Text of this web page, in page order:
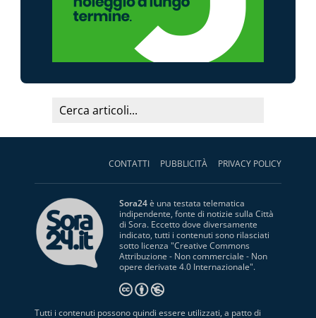
CONTATTI PUBBLICITÀ PRIVACY POLICY
Sora24è una testata telematica
indipendente, fonte di notizie sulla Città
di Sora. Eccetto dove diversamente
indicato, tutti i contenuti sono rilasciati
sotto licenza "Creative Commons
Attribuzione - Non commerciale - Non
opere derivate 4.0 Internazionale".
Tutti i contenuti possono quindi essere utilizzati, a patto di